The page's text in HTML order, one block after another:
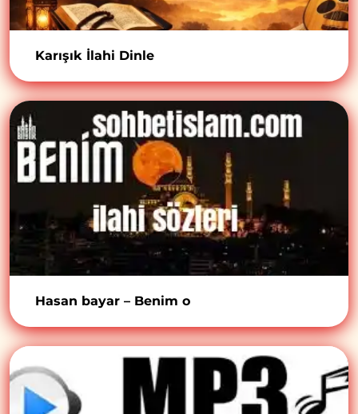
Karışık İlahi Dinle
Hasan bayar – Benim o